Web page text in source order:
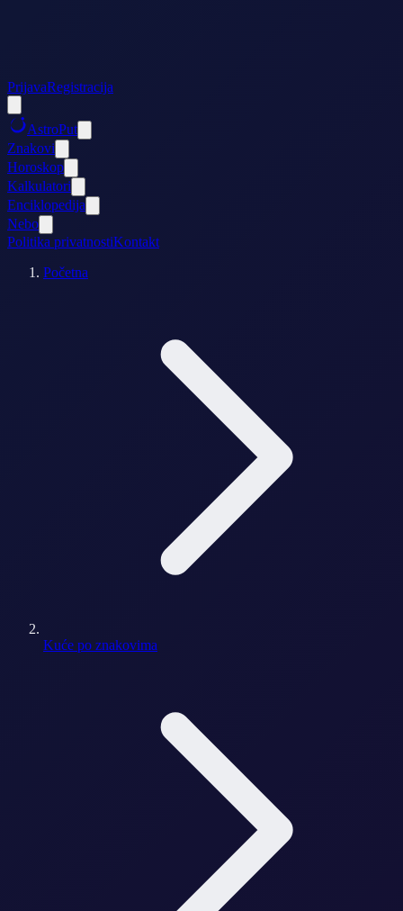
PrijavaRegistracija
AstroPut
Znakovi
Horoskop
Kalkulatori
Enciklopedija
Nebo
Politika privatnostiKontakt
Početna
Kuće po znakovima